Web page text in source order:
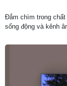
Đắm chìm trong
sống động và kênh